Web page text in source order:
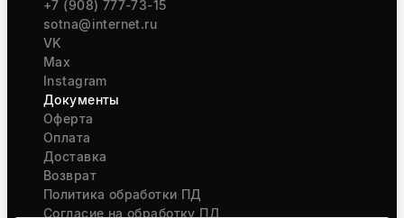
+7 (908) 777-73-15
sotna@internet.ru
VK
Max
Instagram
Документы
Оферта
Оплата
Доставка
Возврат
Политика обработки ПД
Согласие на обработку ПД